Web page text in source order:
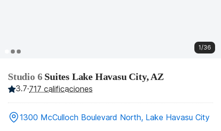
1/36
Studio 6 Suites Lake Havasu City, AZ
3.7·717 calificaciones
1300 McCulloch Boulevard North, Lake Havasu City